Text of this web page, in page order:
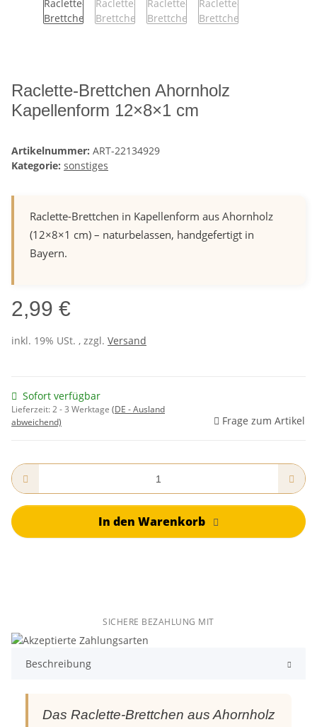
Raclette-Brettchen Ahornholz
Kapellenform 12×8×1 cm
Artikelnummer: ART-22134929
Kategorie: sonstiges
Raclette-Brettchen in Kapellenform aus Ahornholz
(12×8×1 cm) – naturbelassen, handgefertigt in
Bayern.
2,99 €
inkl. 19% USt. , zzgl. Versand
Sofort verfügbar
Lieferzeit:2 - 3 Werktage (DE - Ausland
abweichend)
Frage zum Artikel
In den Warenkorb
SICHERE BEZAHLUNG MIT
Beschreibung
Das Raclette-Brettchen aus Ahornholz